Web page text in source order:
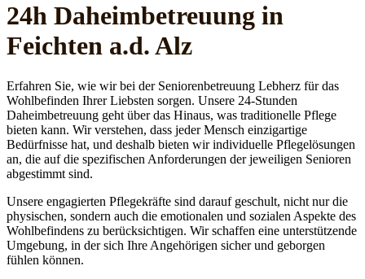
24h Daheim­betreuung in
Feichten a.d. Alz
Erfahren Sie, wie wir bei der Seniorenbetreuung Lebherz für das
Wohlbefinden Ihrer Liebsten sorgen. Unsere 24-Stunden
Daheimbetreuung geht über das Hinaus, was traditionelle Pflege
bieten kann. Wir verstehen, dass jeder Mensch einzigartige
Bedürfnisse hat, und deshalb bieten wir individuelle Pflegelösungen
an, die auf die spezifischen Anforderungen der jeweiligen Senioren
abgestimmt sind.
Unsere engagierten Pflegekräfte sind darauf geschult, nicht nur die
physischen, sondern auch die emotionalen und sozialen Aspekte des
Wohlbefindens zu berücksichtigen. Wir schaffen eine unterstützende
Umgebung, in der sich Ihre Angehörigen sicher und geborgen
fühlen können.